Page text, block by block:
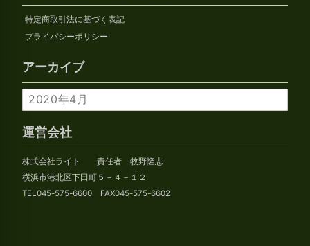
特定商取引法に基づく表記
プライバシーポリシー
アーカイブ
ア
ー
カ
イ
ブ
運営会社
株式会社ライト 責任者 牧野隆志
横浜市港北区下田町５－４－１２
TEL045-575-6600 FAX045-575-6602